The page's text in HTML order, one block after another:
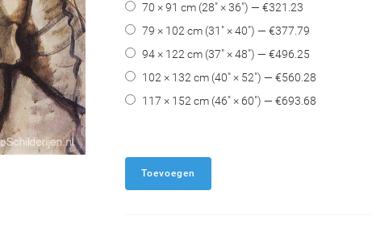
70 × 91 cm (28" × 36") — €321.23
79 × 102 cm (31" × 40") — €377.79
94 × 122 cm (37" × 48") — €496.25
102 × 132 cm (40" × 52") — €560.28
117 × 152 cm (46" × 60") — €693.68